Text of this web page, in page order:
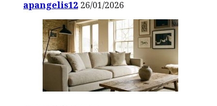
apangelis12 26/01/2026